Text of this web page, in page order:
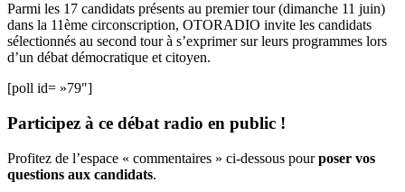
Parmi les 17 candidats présents au premier tour (dimanche 11 juin)
dans la 11ème circonscription, OTORADIO invite les candidats
sélectionnés au second tour à s’exprimer sur leurs programmes lors
d’un débat démocratique et citoyen.
[poll id= »79″]
Participez à ce débat radio en public !
Profitez de l’espace « commentaires » ci-dessous pourposer vos
questions aux candidats.